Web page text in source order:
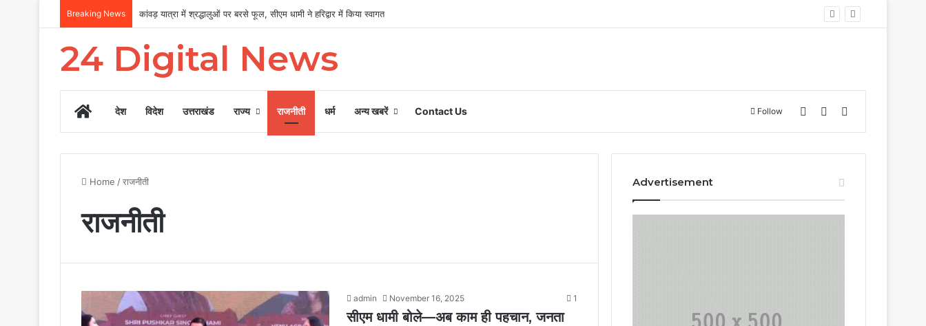
Breaking News कांवड़ यात्रा में श्रद्धालुओं पर बरसे फूल, सीएम धामी ने हरिद्वार में किया स्वागत
24 Digital News
Homeदेश विदेश उत्तराखंड राज्य राजनीती धर्म अन्य खबरें Contact Us Follow Log InSidebar
Home /राजनीती
राजनीती
admin November 16, 2025 1
सीएम धामी बोले—अब काम ही पहचान, जनता
Advertisement